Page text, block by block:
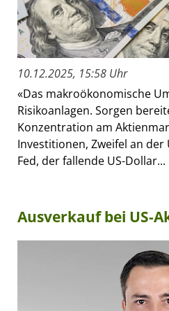
10.12.2025, 15:58 Uhr
«Das makroökonomische
Risikoanlagen. Sorgen
Konzentration am
Investitionen, Zweifel an
Fed, der fallende US-Dollar...
Ausverkauf bei US-